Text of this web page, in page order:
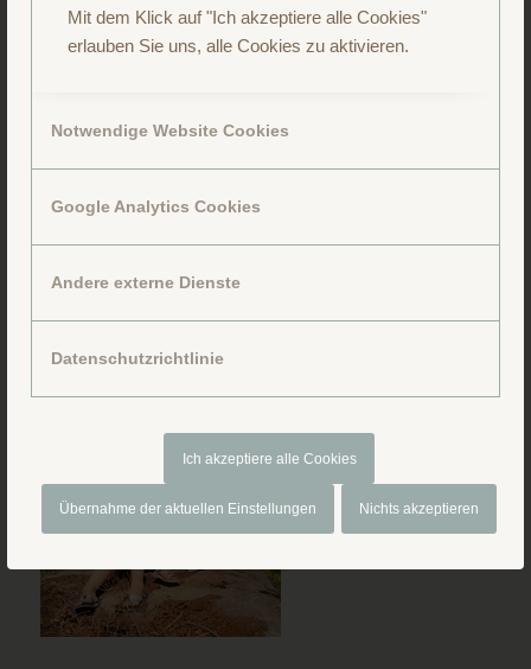
Mit dem Klick auf "Ich akzeptiere alle Cookies"
erlauben Sie uns, alle Cookies zu aktivieren.
Notwendige Website Cookies
Google Analytics Cookies
Andere externe Dienste
Datenschutzrichtlinie
Ich akzeptiere alle Cookies
Übernahme der aktuellen Einstellungen Nichts akzeptieren
Folge uns auf Facebook